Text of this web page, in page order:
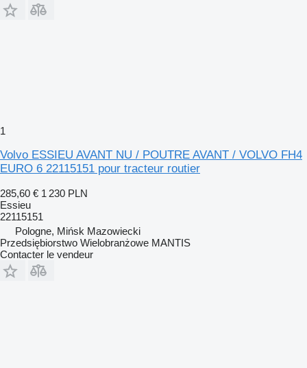
1
Volvo ESSIEU AVANT NU / POUTRE AVANT / VOLVO FH4
EURO 6 22115151 pour tracteur routier
285,60 € 1 230 PLN
Essieu
22115151
Pologne, Mińsk Mazowiecki
Przedsiębiorstwo Wielobranżowe MANTIS
Contacter le vendeur